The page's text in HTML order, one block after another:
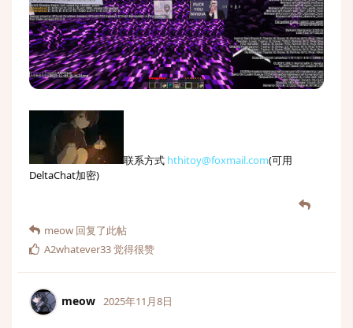
联系方式 hthitoy@foxmail.com(可用
DeltaChat加密)
meow 回复了此帖
A2whatever33觉得很赞
meow 2025年11月8日